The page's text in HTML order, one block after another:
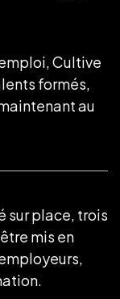
Cultive
formés,
au
sur place, trois
mis en